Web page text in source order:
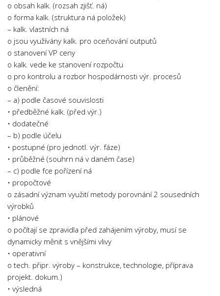
o obsah kalk. (rozsah zjišť. ná)
o forma kalk. (struktura ná položek)
– kalk. vlastních ná
o jsou využívány kalk. pro oceňování outputů
o stanovení VP ceny
o kalk. vede ke stanovení rozpočtu
o pro kontrolu a rozbor hospodárnosti výr. procesů
o členění:
– a) podle časové souvislosti
• předběžné kalk. (před výr.)
• dodatečné
– b) podle účelu
• postupné (pro jednotl. výr. fáze)
• průběžné (souhrn ná v daném čase)
– c) podle fce pořízení ná
• propočtové
o zásadní význam využití metody porovnání 2 sousedních
výrobků
• plánové
o počítají se zpravidla před zahájením výroby, musí se
dynamicky měnit s vnějšími vlivy
• operativní
o tech. připr. výroby – konstrukce, technologie, příprava
projekt. dokum.)
• výsledná